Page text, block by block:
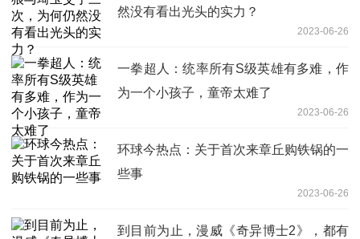
然没有看出光头的实力？
2023-06-26
一拳超人：统率所有S级英雄有多难，作
为一个小孩子，童帝太难了
2023-06-26
环球今热点：关于首次来章丘购铁锅的一
些事
2023-06-26
到目前为止，漫威《奇异博士2》，都有